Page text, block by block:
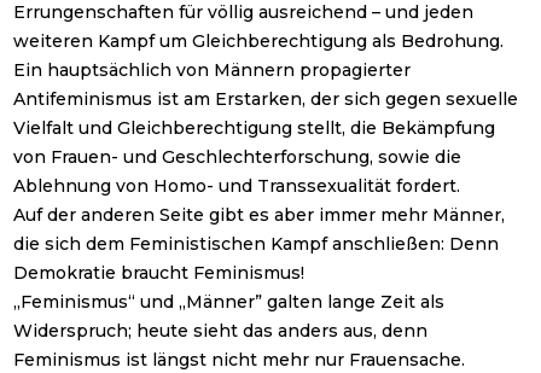
Errungenschaften für völlig ausreichend – und jeden
weiteren Kampf um Gleichberechtigung als Bedrohung.
Ein hauptsächlich von Männern propagierter
Antifeminismus ist am Erstarken, der sich gegen sexuelle
Vielfalt und Gleichberechtigung stellt, die Bekämpfung
von Frauen- und Geschlechterforschung, sowie die
Ablehnung von Homo- und Transsexualität fordert.
Auf der anderen Seite gibt es aber immer mehr Männer,
die sich dem Feministischen Kampf anschließen: Denn
Demokratie braucht Feminismus!
„Feminismus“ und „Männer” galten lange Zeit als
Widerspruch; heute sieht das anders aus, denn
Feminismus ist längst nicht mehr nur Frauensache.